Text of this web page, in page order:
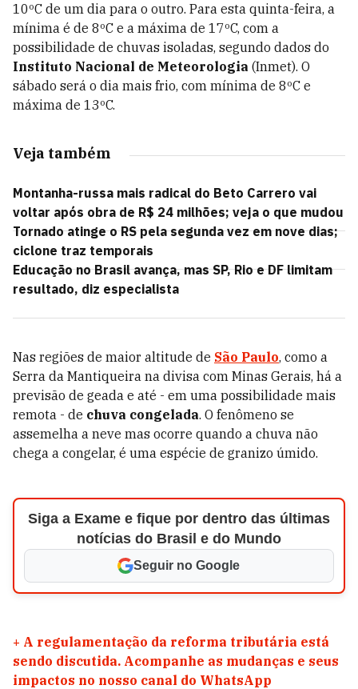
10ºC de um dia para o outro. Para esta quinta-feira, a
mínima é de 8ºC e a máxima de 17ºC, com a
possibilidade de chuvas isoladas, segundo dados do
Instituto Nacional de Meteorologia (Inmet). O
sábado será o dia mais frio, com mínima de 8ºC e
máxima de 13ºC.
Veja também
Montanha-russa mais radical do Beto Carrero vai
voltar após obra de R$ 24 milhões; veja o que mudou
Tornado atinge o RS pela segunda vez em nove dias;
ciclone traz temporais
Educação no Brasil avança, mas SP, Rio e DF limitam
resultado, diz especialista
Nas regiões de maior altitude de São Paulo, como a
Serra da Mantiqueira na divisa com Minas Gerais, há a
previsão de geada e até - em uma possibilidade mais
remota - de chuva congelada. O fenômeno se
assemelha a neve mas ocorre quando a chuva não
chega a congelar, é uma espécie de granizo úmido.
Siga a Exame e fique por dentro das últimas
notícias do Brasil e do Mundo
Seguir no Google
+ A regulamentação da reforma tributária está
sendo discutida. Acompanhe as mudanças e seus
impactos no nosso canal do WhatsApp